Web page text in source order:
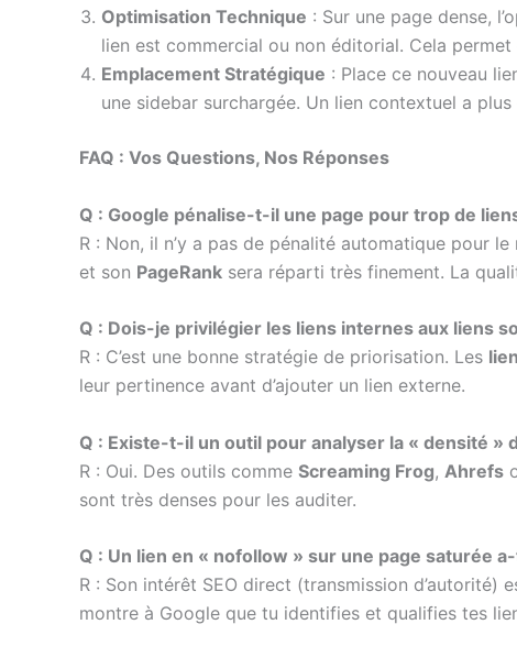
Optimisation Technique : Sur une page dense,
lien est commercial ou non éditorial. Cela permet
Emplacement Stratégique : Place ce nouveau
une sidebar surchargée. Un lien contextuel a
FAQ : Vos Questions, Nos Réponses
Q : Google pénalise-t-il une page pour trop de
R : Non, il n’y a pas de pénalité automatique pour
et son PageRank sera réparti très finement. La
Q : Dois-je privilégier les liens internes aux liens
R : C’est une bonne stratégie de priorisation. Les
leur pertinence avant d’ajouter un lien externe.
Q : Existe-t-il un outil pour analyser la « densité »
R : Oui. Des outils comme Screaming Frog, Ahrefs
sont très denses pour les auditer.
Q : Un lien en « nofollow » sur une page saturée
R : Son intérêt SEO direct (transmission d’autorité)
montre à Google que tu identifies et qualifies tes